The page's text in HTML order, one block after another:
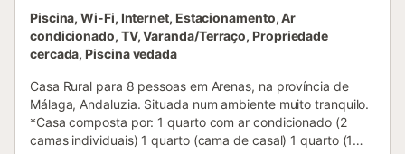
Piscina, Wi-Fi, Internet, Estacionamento, Ar
condicionado, TV, Varanda/Terraço, Propriedade
cercada, Piscina vedada
Casa Rural para 8 pessoas em Arenas, na província de
Málaga, Andaluzia. Situada num ambiente muito tranquilo.
*Casa composta por: 1 quarto com ar condicionado (2
camas individuais) 1 quarto (cama de casal) 1 quarto (1